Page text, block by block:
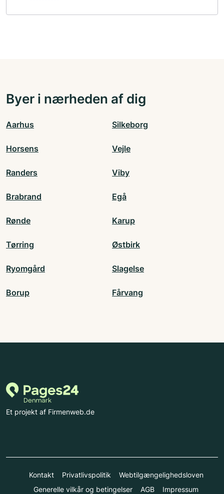
Byer i nærheden af dig
Aarhus Silkeborg
Horsens Vejle
Randers Viby
Brabrand Egå
Rønde Karup
Tørring Østbirk
Ryomgård Slagelse
Borup Fårvang
Et projekt af Firmenweb.de
Kontakt Privatlivspolitik
Webtilgængelighedsloven
Generelle vilkår og betingelser
AGB Impressum